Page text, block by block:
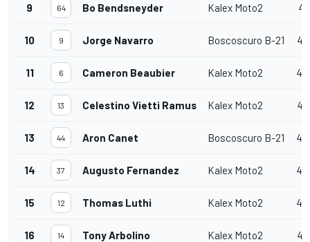
9 64 Bo Bendsneyder Kalex Moto2
10 9 Jorge Navarro Boscoscuro B-21
11 6 Cameron Beaubier Kalex Moto2
12 13 Celestino Vietti Ramus Kalex Moto2
13 44 Aron Canet Boscoscuro B-21
14 37 Augusto Fernandez Kalex Moto2
15 12 Thomas Luthi Kalex Moto2
16 14 Tony Arbolino Kalex Moto2